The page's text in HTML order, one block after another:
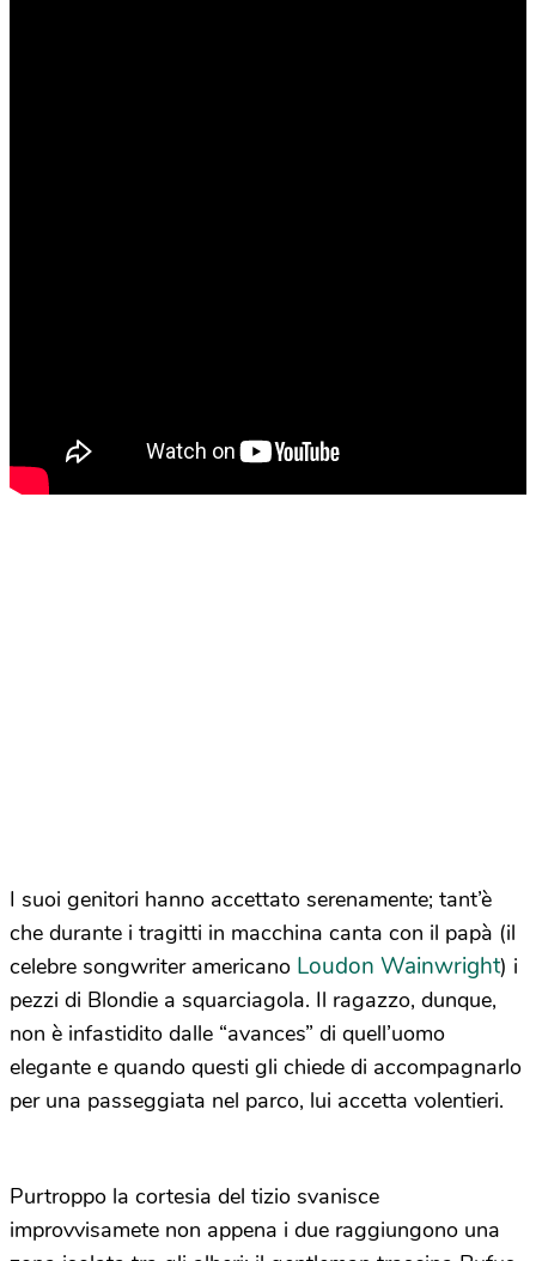
I suoi genitori hanno accettato serenamente; tant’è
che durante i tragitti in macchina canta con il papà (il
celebre songwriter americano Loudon Wainwright) i
pezzi di Blondie a squarciagola. Il ragazzo, dunque,
non è infastidito dalle “avances” di quell’uomo
elegante e quando questi gli chiede di accompagnarlo
per una passeggiata nel parco, lui accetta volentieri.
Purtroppo la cortesia del tizio svanisce
improvvisamete non appena i due raggiungono una